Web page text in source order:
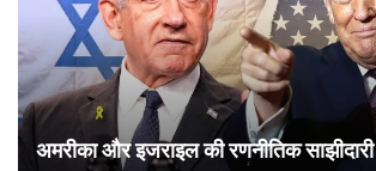
अमरीका और इजराइल की रणनीतिक साझीदारी